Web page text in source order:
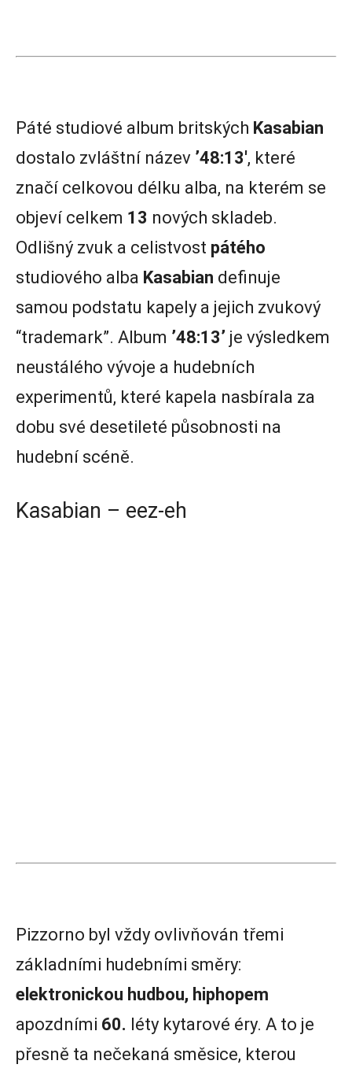
Páté studiové album britských Kasabian
dostalo zvláštní název ’48:13′, které
značí celkovou délku alba, na kterém se
objeví celkem 13 nových skladeb.
Odlišný zvuk a celistvost pátého
studiového alba Kasabian definuje
samou podstatu kapely a jejich zvukový
“trademark”. Album ’48:13’ je výsledkem
neustálého vývoje a hudebních
experimentů, které kapela nasbírala za
dobu své desetileté působnosti na
hudební scéně.
Kasabian – eez-eh
Pizzorno byl vždy ovlivňován třemi
základními hudebními směry:
elektronickou hudbou, hiphopem
apozdními 60. léty kytarové éry. A to je
přesně ta nečekaná směsice, kterou